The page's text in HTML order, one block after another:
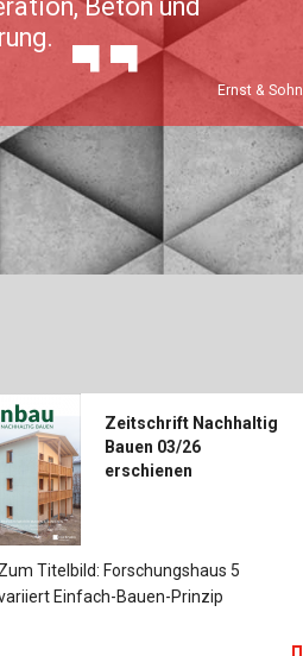
Baurecht
Bautechnikgeschichte
Betonbau
Brückenbau
Beton und
Ernst & Sohn
Zeitschrift Nachhaltig
Bauen 03/26
erschienen
Zum Titelbild: Forschungshaus 5
Einfach-Bauen-Prinzip